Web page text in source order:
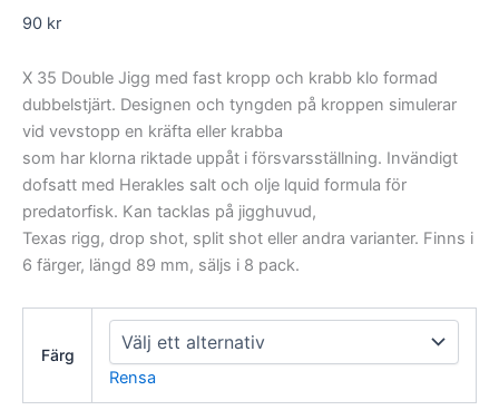
90 kr
X 35 Double Jigg med fast kropp och krabb klo formad
dubbelstjärt. Designen och tyngden på kroppen simulerar
vid vevstopp en kräfta eller krabba
som har klorna riktade uppåt i försvarsställning. Invändigt
dofsatt med Herakles salt och olje lquid formula för
predatorfisk. Kan tacklas på jigghuvud,
Texas rigg, drop shot, split shot eller andra varianter. Finns i
6 färger, längd 89 mm, säljs i 8 pack.
Färg
Rensa